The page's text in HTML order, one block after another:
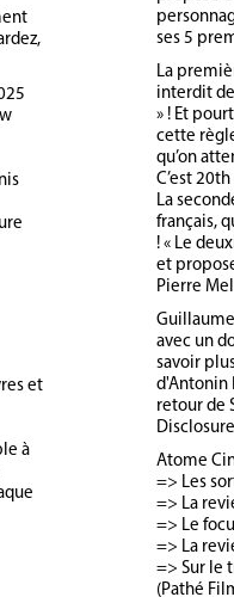
et
à
ses 5
La
interdit de
» ! Et
cette
qu’on
C’est
La
français,
! « Le
et
Pierre
avec un
savoir
d'Antonin
retour de
Atome
=> Les
=> La
=> Le
=> La
=> Sur le
(Pathé